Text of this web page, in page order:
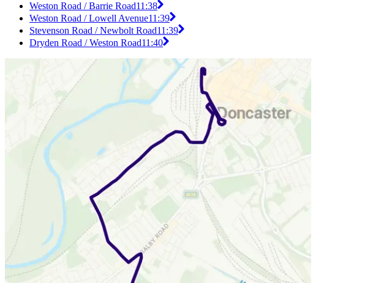
Weston Road / Barrie Road11:38
Weston Road / Lowell Avenue11:39
Stevenson Road / Newbolt Road11:39
Dryden Road / Weston Road11:40